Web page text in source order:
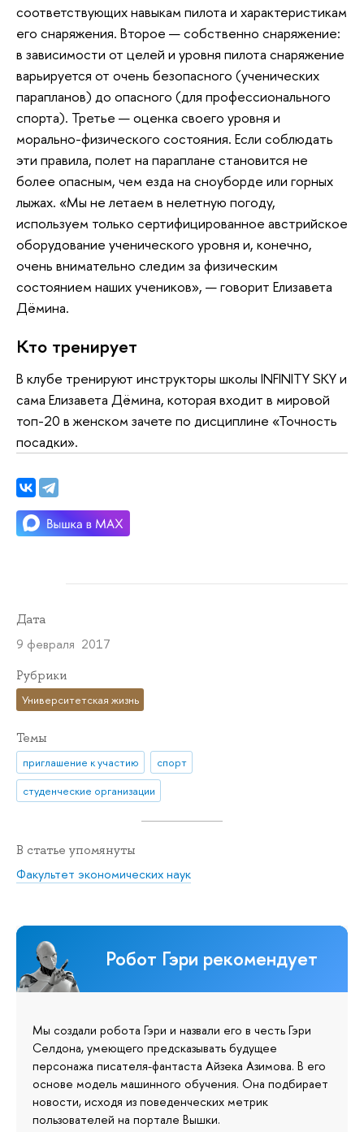
соответствующих навыкам пилота и характеристикам
его снаряжения. Второе — собственно снаряжение:
в зависимости от целей и уровня пилота снаряжение
варьируется от очень безопасного (ученических
парапланов) до опасного (для профессионального
спорта). Третье — оценка своего уровня и
морально-физического состояния. Если соблюдать
эти правила, полет на параплане становится не
более опасным, чем езда на сноуборде или горных
лыжах. «Мы не летаем в нелетную погоду,
используем только сертифицированное австрийское
оборудование ученического уровня и, конечно,
очень внимательно следим за физическим
состоянием наших учеников», — говорит Елизавета
Дёмина.
Кто тренирует
В клубе тренируют инструкторы школы INFINITY SKY и
сама Елизавета Дёмина, которая входит в мировой
топ-20 в женском зачете по дисциплине «Точность
посадки».
Дата
9 февраля 2017
Рубрики
Университетская жизнь
Темы
приглашение к участию
спорт
студенческие организации
В статье упомянуты
Факультет экономических наук
Робот Гэри рекомендует
Мы создали робота Гэри и назвали его в честь Гэри
Селдона, умеющего предсказывать будущее
персонажа писателя-фантаста Айзека Азимова. В его
основе модель машинного обучения. Она подбирает
новости, исходя из поведенческих метрик
пользователей на портале Вышки.